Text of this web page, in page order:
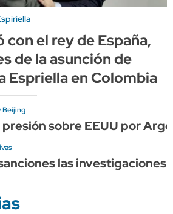
con el rey de España,
de la asunción de
Espriella en Colombia
Beijing
sobre EEUU por
las